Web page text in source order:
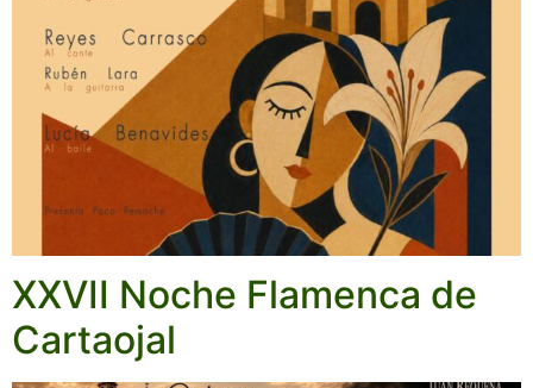
XXVII Noche Flamenca de
Cartaojal